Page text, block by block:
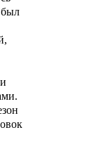
был